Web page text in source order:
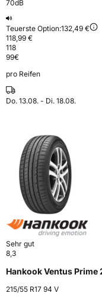
70dB
Teuerste Option:132,49 €
118,99 €
118
99€
pro Reifen
Do. 13.08. - Di. 18.08.
Sehr gut
8,3
Hankook Ventus Prime
215/55 R17 94 V